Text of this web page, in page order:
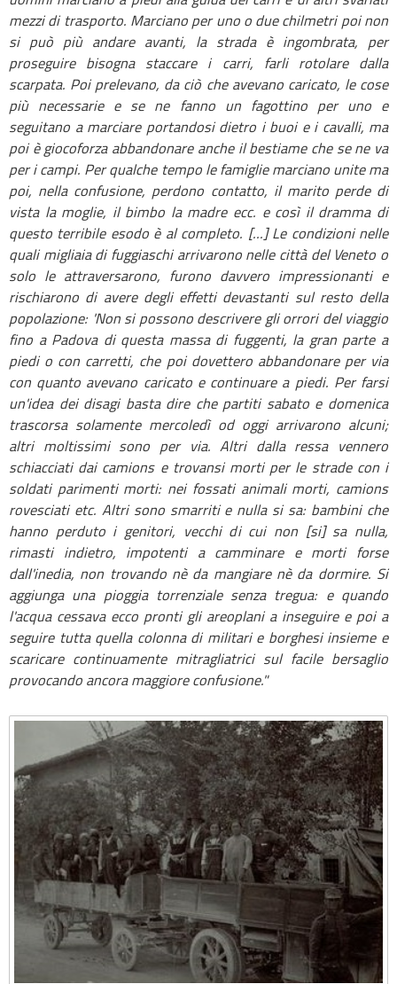
mezzi di trasporto. Marciano per uno o due chilmetri poi non
si può più andare avanti, la strada è ingombrata, per
proseguire bisogna staccare i carri, farli rotolare dalla
scarpata. Poi prelevano, da ciò che avevano caricato, le cose
più necessarie e se ne fanno un fagottino per uno e
seguitano a marciare portandosi dietro i buoi e i cavalli, ma
poi è giocoforza abbandonare anche il bestiame che se ne va
per i campi. Per qualche tempo le famiglie marciano unite ma
poi, nella confusione, perdono contatto, il marito perde di
vista la moglie, il bimbo la madre ecc. e così il dramma di
questo terribile esodo è al completo. [...] Le condizioni nelle
quali migliaia di fuggiaschi arrivarono nelle città del Veneto o
solo le attraversarono, furono davvero impressionanti e
rischiarono di avere degli effetti devastanti sul resto della
popolazione: 'Non si possono descrivere gli orrori del viaggio
fino a Padova di questa massa di fuggenti, la gran parte a
piedi o con carretti, che poi dovettero abbandonare per via
con quanto avevano caricato e continuare a piedi. Per farsi
un'idea dei disagi basta dire che partiti sabato e domenica
trascorsa solamente mercoledì od oggi arrivarono alcuni;
altri moltissimi sono per via. Altri dalla ressa vennero
schiacciati dai camions e trovansi morti per le strade con i
soldati parimenti morti: nei fossati animali morti, camions
rovesciati etc. Altri sono smarriti e nulla si sa: bambini che
hanno perduto i genitori, vecchi di cui non [si] sa nulla,
rimasti indietro, impotenti a camminare e morti forse
dall'inedia, non trovando nè da mangiare nè da dormire. Si
aggiunga una pioggia torrenziale senza tregua: e quando
l'acqua cessava ecco pronti gli areoplani a inseguire e poi a
seguire tutta quella colonna di militari e borghesi insieme e
scaricare continuamente mitragliatrici sul facile bersaglio
provocando ancora maggiore confusione."